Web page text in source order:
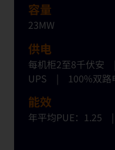
容量
23MW
供电
每机柜2至8千伏安
UPS
| 100%双路
能效
年平均PUE：1.25 |